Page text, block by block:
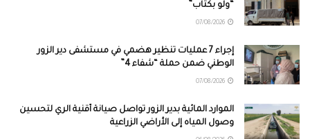
“ولو بكتاب”
إجراء 7 عمليات تنظير هضمي في مستشفى دير الزور
الوطني ضمن حملة “شفاء 4”
الموارد المائية بدير الزور تواصل صيانة أقنية الري لتحسين
وصول المياه إلى الأراضي الزراعية